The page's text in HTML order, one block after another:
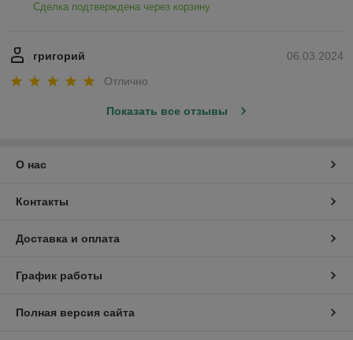
Сделка подтверждена через корзину
06.03.2024
григорий
Отлично
Показать все отзывы
О нас
Контакты
Доставка и оплата
График работы
Полная версия сайта